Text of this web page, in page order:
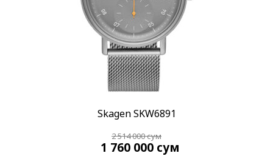
Skagen SKW6891
2 514 000сум
1 760 000 сум